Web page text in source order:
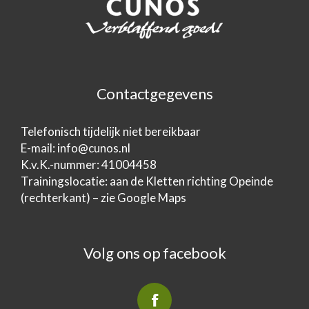
Contactgegevens
Telefonisch tijdelijk niet bereikbaar
E-mail: info@cunos.nl
K.v.K.-nummer: 41004458
Trainingslocatie: aan de Kletten richting Opeinde
(rechterkant) – zie Google Maps
Volg ons op facebook